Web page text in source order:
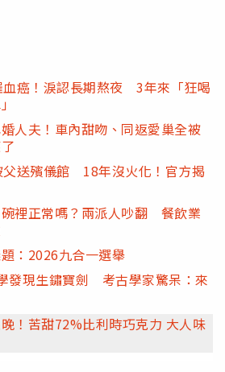
血癌！淚認長期熬夜 3年來「狂喝
人夫！車內甜吻、同返愛巢全被
父送殯儀館 18年沒火化！官方揭
裡正常嗎？兩派人吵翻 餐飲業
：2026九合一選舉
發現生鏽寶劍 考古學家驚呆：來
！苦甜72%比利時巧克力 大人味